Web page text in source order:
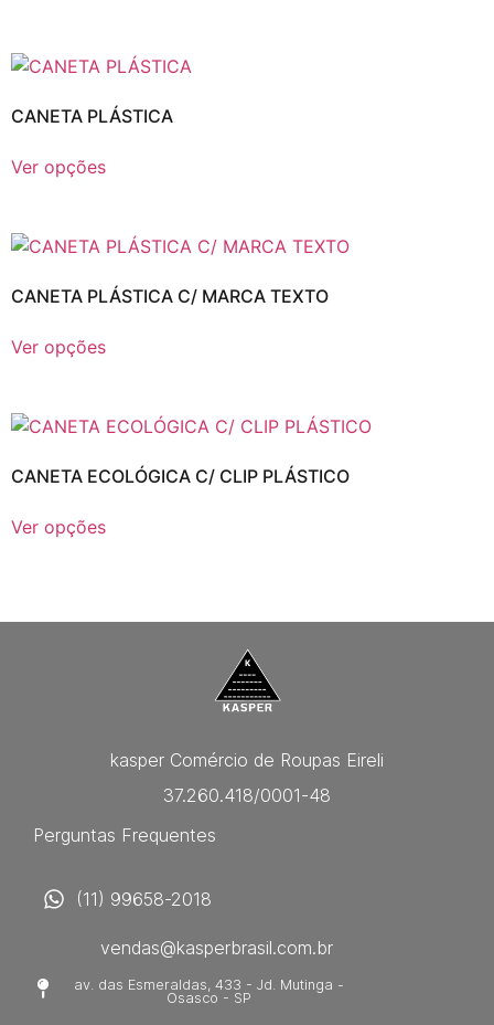
CANETA PLÁSTICA
Ver opções
CANETA PLÁSTICA C/ MARCA TEXTO
Ver opções
CANETA ECOLÓGICA C/ CLIP PLÁSTICO
Ver opções
kasper Comércio de Roupas Eireli
37.260.418/0001-48
Perguntas Frequentes
(11) 99658-2018
vendas@kasperbrasil.com.br
av. das Esmeraldas, 433 - Jd. Mutinga -
Osasco - SP